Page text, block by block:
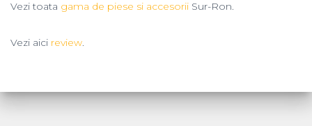
Vezi toata gama de piese si accesorii Sur-Ron.
Vezi aici review.